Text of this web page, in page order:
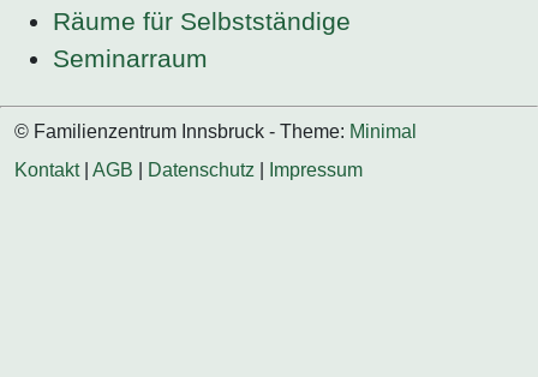
Räume für Selbstständige
Seminarraum
© Familienzentrum Innsbruck - Theme: Minimal
Kontakt| AGB Datenschutz Impressum